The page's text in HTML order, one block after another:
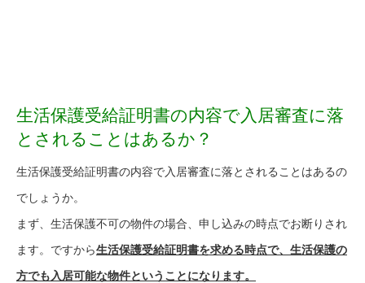
生活保護受給証明書の内容で入居審査に落
とされることはあるか？
生活保護受給証明書の内容で入居審査に落とされることはあるの
でしょうか。
まず、生活保護不可の物件の場合、申し込みの時点でお断りされ
ます。ですから生活保護受給証明書を求める時点で、生活保護の
方でも入居可能な物件ということになります。